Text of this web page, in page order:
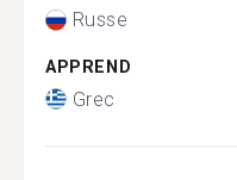
Russe
APPREND
Grec